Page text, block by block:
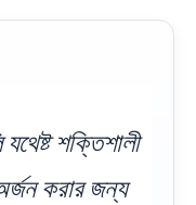
শক্তিশালী
করার জন্য